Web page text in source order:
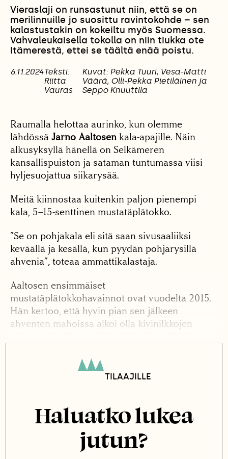
Vieraslaji on runsastunut niin, että se on
merilinnuille jo suosittu ravintokohde – sen
kalastustakin on kokeiltu myös Suomessa.
Vahvaleukaisella tokolla on niin tiukka ote
Itämerestä, ettei se täältä enää poistu.
6.11.2024Teksti:
Riitta
Vauras
Kuvat: Pekka Tuuri, Vesa-Matti
Väärä, Olli-Pekka Pietiläinen ja
Seppo Knuuttila
Raumalla helottaa aurinko, kun olemme
lähdössä Jarno Aaltosen kala-apajille. Näin
alkusyksyllä hänellä on Selkämeren
kansallispuiston ja sataman tuntumassa viisi
hyljesuojattua siikarysää.
Meitä kiinnostaa kuitenkin paljon pienempi
kala, 5–15-senttinen mustatäplätokko.
”Se on pohjakala eli sitä saan sivusaaliiksi
keväällä ja kesällä, kun pyydän pohjarysillä
ahvenia”, toteaa ammattikalastaja.
Aaltosen ensimmäiset
mustatäplätokkohavainnot ovat vuodelta 2015.
Hän kertoo, että hyvin pian sen jälkeen
ahventen mahoissa alkoi olla kivinilkkojen
TILAAJILLE
Haluatko lukea
jutun?